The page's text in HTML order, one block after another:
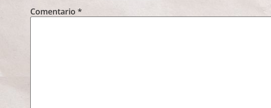
Comentario *